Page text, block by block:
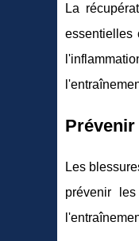
La
essentielles
Les
prévenir